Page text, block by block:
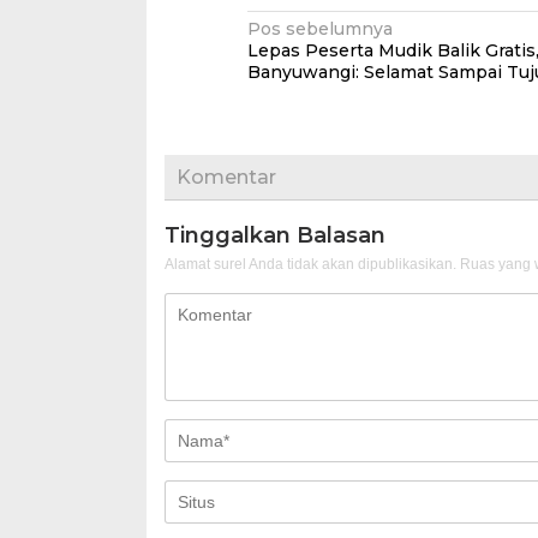
Navigasi
pos
Pos sebelumnya
Lepas Peserta Mudik Balik
Banyuwangi: Selamat Sampai
Komentar
Tinggalkan Balasan
Alamat surel Anda tidak akan dipublikasikan. Ruas